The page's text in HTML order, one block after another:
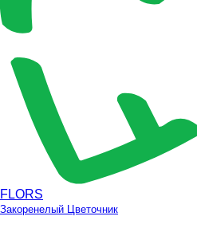
FLORS
Закоренелый Цветочник